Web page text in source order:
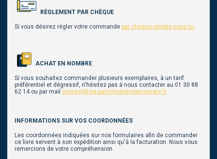
RÈGLEMENT PAR CHÈQUE
Si vous désirez régler votre commande par chèque rendez-vous ici
ACHAT EN NOMBRE
Si vous souhaitez commander plusieurs exemplaires, à un tarif
préférentiel et dégressif, n'hésitez pas à nous contacter au 01 30 88
62 14 ou par mail contact@via-partichretiendemocrate.fr
INFORMATIONS SUR VOS COORDONNÉES
Les coordonnées indiquées sur nos formulaires afin de commander
ce livre servent à son expédition ainsi qu'à la facturation. Nous vous
remercions de votre compréhension.